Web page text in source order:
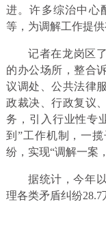
进。许多综治中心
等，为调解工作提供
记者在龙岗区
的办公场所，整合
议调处、公共法律
政裁决、行政复议
务，引入行业性专
到”工作机制，一
纷，实现“调解一案
据统计，今年
理各类矛盾纠纷28.7